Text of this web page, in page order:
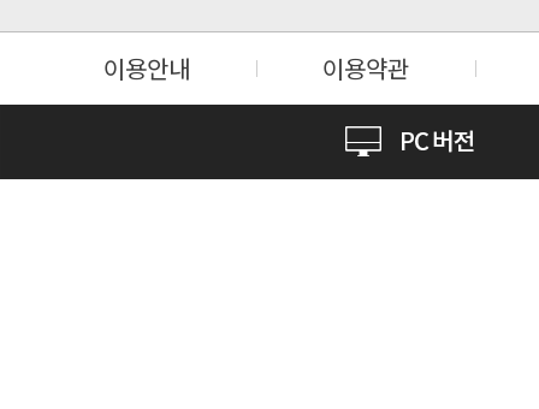
이용안내 이용약관